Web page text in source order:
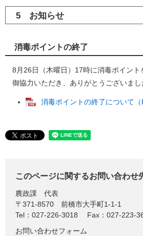
5 お知らせ
消毒ポイントの終了
8月26日（木曜日）17時に消毒ポイント
御協力いただき、ありがとうございまし
消毒ポイントの終了について（
このページに関するお問い合わせ
農政課
代表
〒371-8570
前橋市大手町1-1-1
Tel：027-226-3018
Fax：027-223-
お問い合わせフォーム